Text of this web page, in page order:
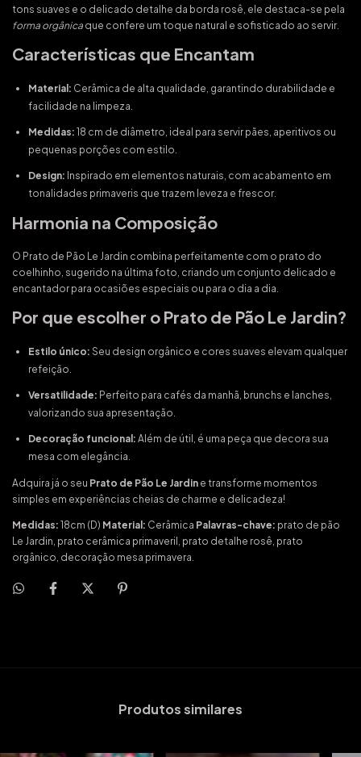
tons suaves e o delicado detalhe da borda rosê, ele destaca-se pela
forma orgânica que confere um toque natural e sofisticado ao servir.
Características que Encantam
Material: Cerâmica de alta qualidade, garantindo durabilidade e
facilidade na limpeza.
Medidas: 18 cm de diâmetro, ideal para servir pães, aperitivos ou
pequenas porções com estilo.
Design: Inspirado em elementos naturais, com acabamento em
tonalidades primaveris que trazem leveza e frescor.
Harmonia na Composição
O Prato de Pão Le Jardin combina perfeitamente com o prato do
coelhinho, sugerido na última foto, criando um conjunto delicado e
encantador para ocasiões especiais ou para o dia a dia.
Por que escolher o Prato de Pão Le Jardin?
Estilo único: Seu design orgânico e cores suaves elevam qualquer
refeição.
Versatilidade: Perfeito para cafés da manhã, brunchs e lanches,
valorizando sua apresentação.
Decoração funcional: Além de útil, é uma peça que decora sua
mesa com elegância.
Adquira já o seu Prato de Pão Le Jardin e transforme momentos
simples em experiências cheias de charme e delicadeza!
Medidas: 18cm (D) Material: Cerâmica Palavras-chave: prato de pão
Le Jardin, prato cerâmica primaveril, prato detalhe rosê, prato
orgânico, decoração mesa primavera.
Produtos similares